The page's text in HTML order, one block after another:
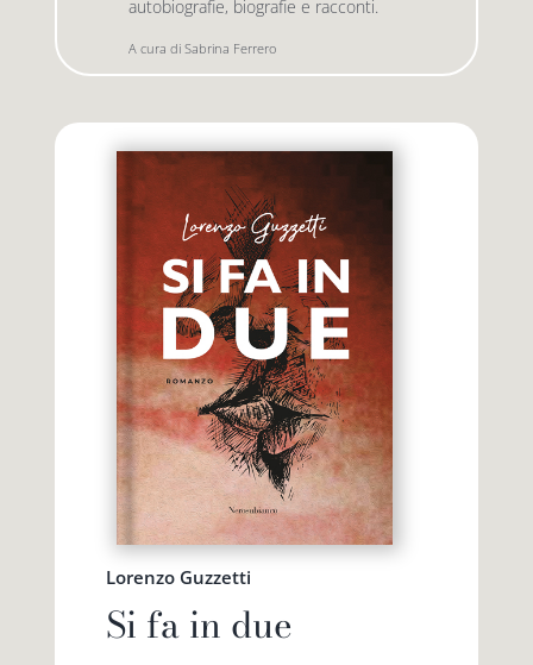
le onde
i fuori collana
Premio letterario Giallovalle
il tuo carrello
autobiografie, biografie e racconti.
A cura di Sabrina Ferrero
Lorenzo Guzzetti
Si fa in due